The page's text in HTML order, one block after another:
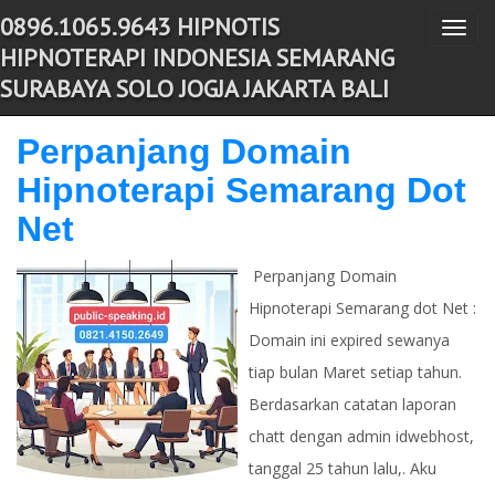
-->
T
g
e
i
0896.1065.9643 HIPNOTIS
HIPNOTERAPI INDONESIA SEMARANG
SURABAYA SOLO JOGJA JAKARTA BALI
Perpanjang Domain
Hipnoterapi Semarang Dot
Net
Perpanjang Domain
Hipnoterapi Semarang dot Net :
Domain ini expired sewanya
tiap bulan Maret setiap tahun.
Berdasarkan catatan laporan
chatt dengan admin idwebhost,
tanggal 25 tahun lalu,. Aku